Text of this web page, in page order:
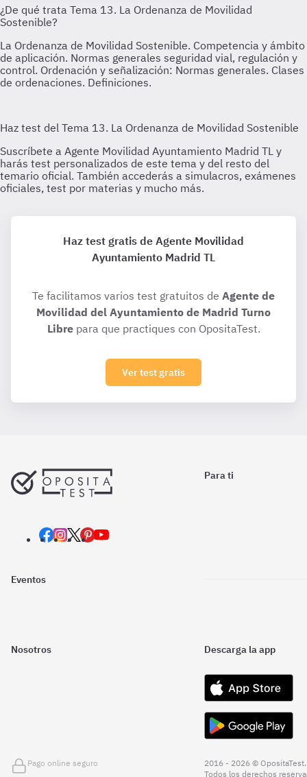
Haz test gratis de Agente Movilidad
Ayuntamiento Madrid TL
Te facilitamos varios test gratuitos de Agente de
Movilidad del Ayuntamiento de Madrid Turno
Librepara que practiques con OpositaTest.
Ver test gratis
Para ti
Eventos
Nosotros Descarga la app
Pago online seguro
2016 - 2026 © OpositaTest.
Todos los derechos